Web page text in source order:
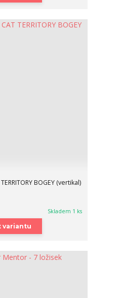
BOGEY (vertikal)
Skladem 1 ks
variantu